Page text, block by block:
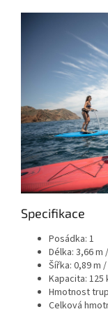
Specifikace
Posádka: 1
Délka: 3,66 m
Šířka: 0,89 m /
Kapacita: 125
Hmotnost
Celková